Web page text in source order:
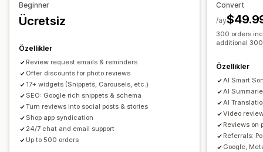
Ürün gruplandırma
E-posta talepleri
Açılır pencereler
Formlar Promosyonlar Yönlendirmeler
İçe ve dışa aktarma
Değerlendirme geçişi
Değerlendirme dağıtımı Otomasyonlar Özel talepler
Analizler
Beginner
Ücretsiz
Özellikler
Review request emails & reminders
Offer discounts for photo reviews
17+ widgets (Snippets, Carousels, etc.)
SEO: Google rich snippets & schema
Turn reviews into social posts & stories
Shop app syndication
24/7 chat and email support
Up to 500 orders
Convert
/ay
300 orders
additional
Özellikler
AI Smart
AI
AI
Video
Reviews on
Referrals:
Google,